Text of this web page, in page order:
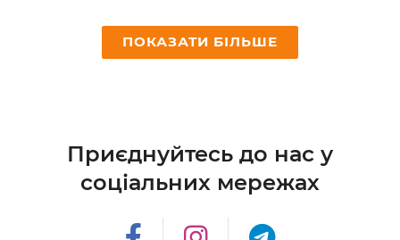
ПОКАЗАТИ БІЛЬШЕ
Приєднуйтесь до нас у
соціальних мережах